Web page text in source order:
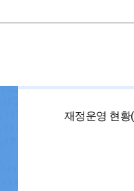
재정운영 현황